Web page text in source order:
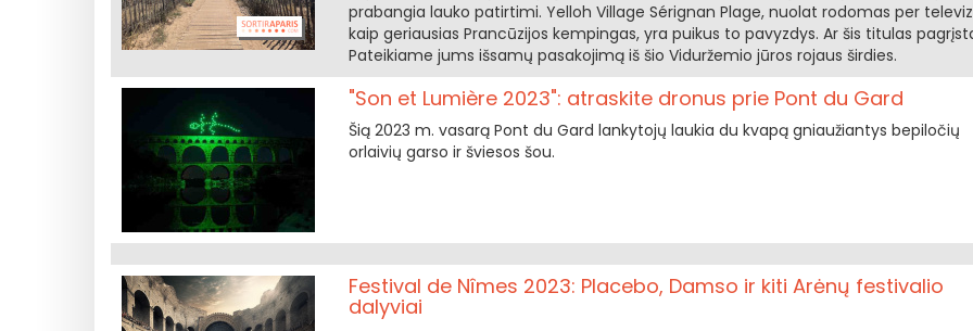
prabangia lauko patirtimi. Yelloh Village Sérignan Plage, nuolat rodomas per
kaip geriausias Prancūzijos kempingas, yra puikus to pavyzdys. Ar šis titulas
Pateikiame jums išsamų pasakojimą iš šio Viduržemio jūros rojaus širdies.
"Son et Lumière 2023": atraskite dronus prie Pont du Gard
Šią 2023 m. vasarą Pont du Gard lankytojų laukia du kvapą gniaužiantys bepiločių
orlaivių garso ir šviesos šou.
Festival de Nîmes 2023: Placebo, Damso ir kiti Arėnų festivalio
dalyviai